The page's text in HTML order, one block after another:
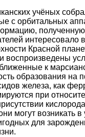
учёных
с орбитальных
интересовало
Красной
воспроизведены
к
образования на
железа, как
при
могут возникать в
для